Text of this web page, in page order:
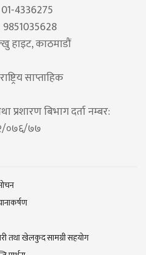
4336275
9851035628
हाइट, काठमाडौं
साप्ताहिक
प्रशारण बिभाग दर्ता नम्बर:
०७६/७७
तथा खेलकुद सामग्री सहयोग